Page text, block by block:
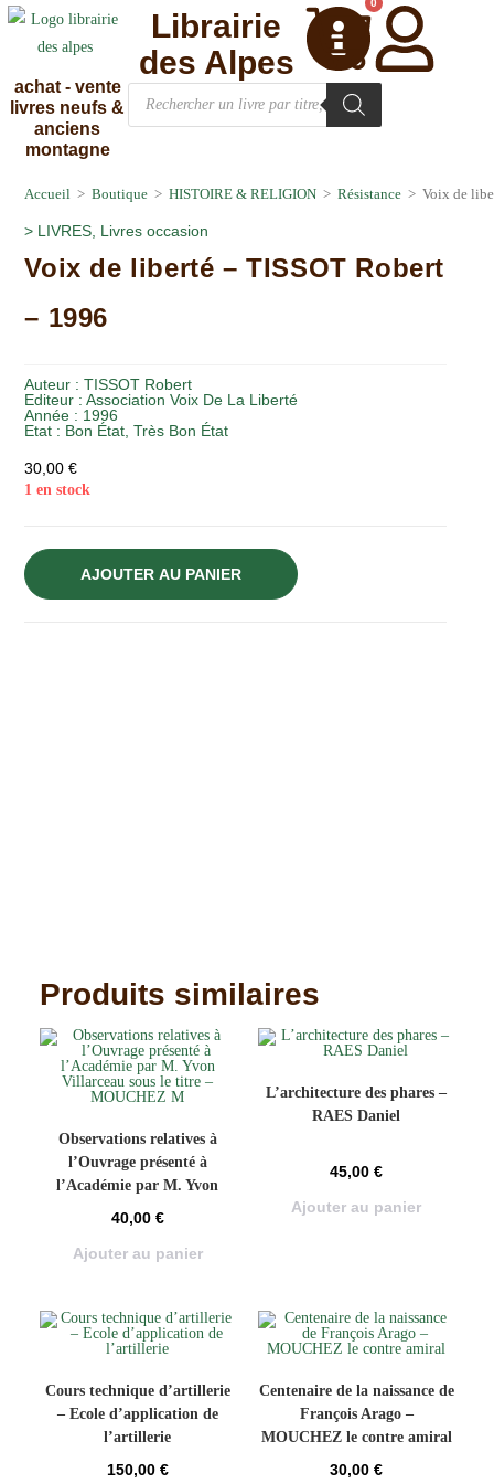
achat - vente
livres neufs &
anciens
montagne
0
Librairie
des Alpes
Accueil > Boutique > HISTOIRE & RELIGION > Résistance > Voix de
> LIVRES, Livres occasion
Voix de liberté – TISSOT Robert
– 1996
Auteur :TISSOT Robert
Editeur :Association Voix De La Liberté
Année : 1996
Etat : Bon État,Très Bon État
30,00€
1 en stock
AJOUTER AU PANIER
Produits similaires
Observations relatives à
l’Ouvrage présenté à
l’Académie par M. Yvon
40,00 €
Ajouter au panier
L’architecture des phares –
RAES Daniel
45,00€
Ajouter au panier
Cours technique d’artillerie
– Ecole d’application de
l’artillerie
150,00 €
Centenaire de la naissance de
François Arago –
MOUCHEZ le contre amiral
30,00€